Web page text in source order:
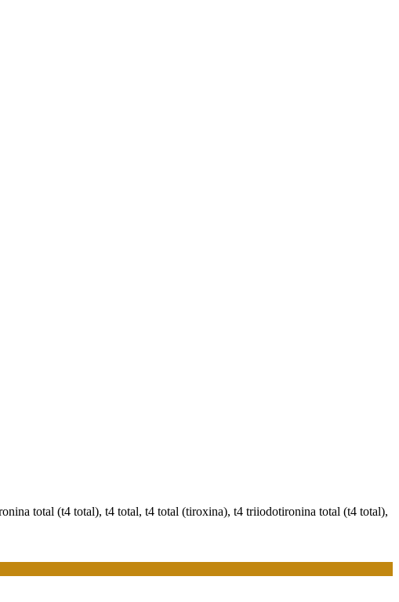
total (t4 total), t4 total, t4 total (tiroxina), t4 triiodotironina total (t4 total),